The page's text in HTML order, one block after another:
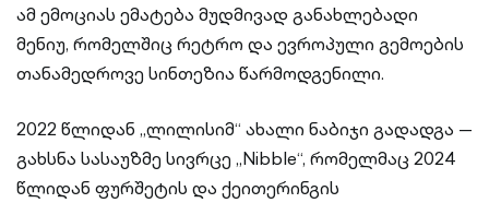
ამ ემოციას ემატება მუდმივად განახლებადი
მენიუ, რომელშიც რეტრო და ევროპული გემოების
თანამედროვე სინთეზია წარმოდგენილი.
2022 წლიდან „ლილისიმ“ ახალი ნაბიჯი გადადგა —
გახსნა სასაუზმე სივრცე „Nibble“, რომელმაც 2024
წლიდან ფურშეტის და ქეითერინგის